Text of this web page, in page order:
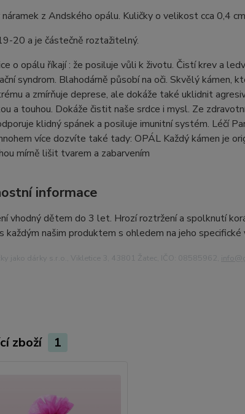
z Andského opálu. Kuličky o velikost cca 0,4
20 a je částečně roztažitelný.
o opálu říkají : že posiluje vůli k životu. Čistí krev a
syndrom. Blahodárně působí na oči. Skvělý kámen,
a zmírňuje deprese, ale dokáže také uklidnit
a touhou. Dokáže čistit naše srdce i mysl. Ze
klidný spánek a posiluje imunitní systém. Léčí
více dozvíte také tady: OPÁL Každý kámen je
mírně lišit tvarem a zabarvením
informace
vhodný dětem do 3 let. Hrozí roztržení a spolknutí
každým našim produktem s ohledem na jeho
jako dárky s.r.o., Vikletice 3, 43801 Žatec, IČO: 08585962, info@
zboží 1